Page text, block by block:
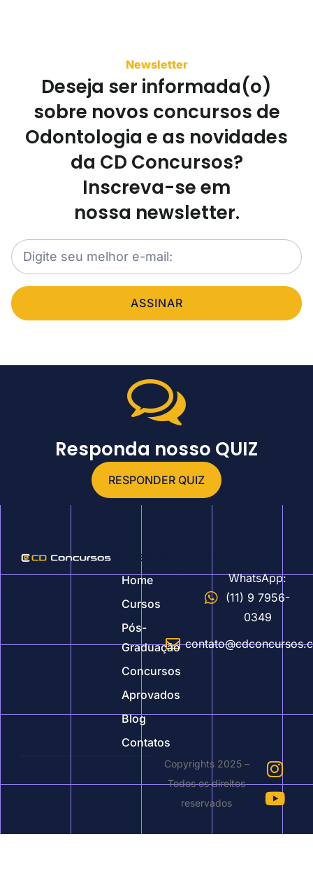
Newsletter
Deseja ser informada(o)
sobre novos concursos de
Odontologia e as novidades
da CD Concursos?
Inscreva-se em
nossa newsletter.
ASSINAR
Responda nosso QUIZ
RESPONDER QUIZ
Nosso site
Home
Cursos
Pós-
Graduação
Concursos
Aprovados
Blog
Contatos
Contatos
WhatsApp:
(11) 9 7956-
0349
Copyrights 2025 –
Todos os direitos
reservados